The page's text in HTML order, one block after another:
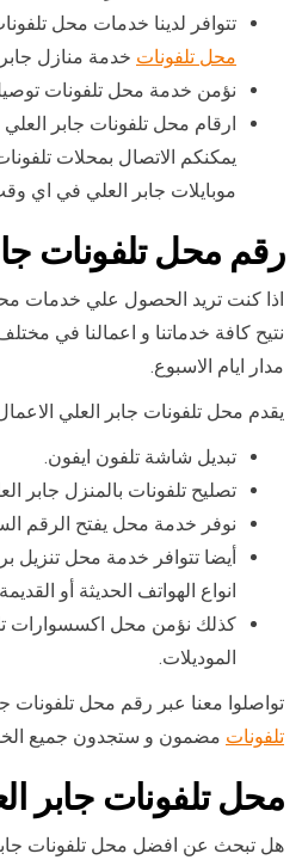
تتوافر لدينا خدمات محل
محل تلفونات خدمة منازل
نؤمن خدمة محل تلفونات توصيل 24
ارقام محل تلفونات جابر
يمكنكم الاتصال بمحلات
موبايلات جابر العلي في اي
رقم محل تلفونات
اذا كنت تريد الحصول علي خدمات
نتيح كافة خدماتنا و اعمالنا في
مدار ايام الاسبوع.
يقدم محل تلفونات جابر العلي الاعمال
تبديل شاشة تلفون ايفون.
تصليح تلفونات بالمنزل جابر
نوفر خدمة محل يفتح الرقم
أيضا تتوافر خدمة محل تنزيل
انواع الهواتف الحديثة أو
كذلك نؤمن محل اكسسوارات
الموديلات.
تواصلوا معنا عبر رقم محل تلفونات
تلفونات مضمون و ستجدون جميع
محل تلفونات جابر
هل تبحث عن افضل محل تلفونات